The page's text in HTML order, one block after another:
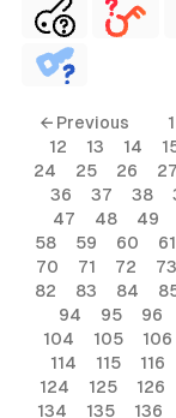
← Previous 1
12
13 14
24
25 26 27
36
37 38
47
48 49
58
59 60 61
70
71 72 73
82
83 84
94
95 96
104
105 106
114
115 116
124
125 126
134
135 136